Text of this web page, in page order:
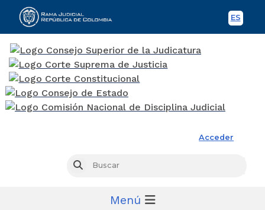
ES
Acceder
Buscar
Menú